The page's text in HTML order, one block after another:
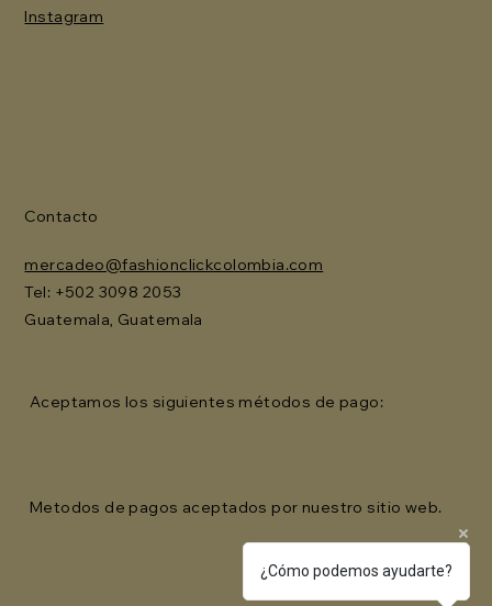
Instagram
Contacto
mercadeo@fashionclickcolombia.com
Tel: ‪+502 3098 2053‬
Guatemala, Guatemala
Aceptamos los siguientes métodos de pago:
Metodos de pagos aceptados por nuestro sitio web.
¿Cómo podemos ayudarte?